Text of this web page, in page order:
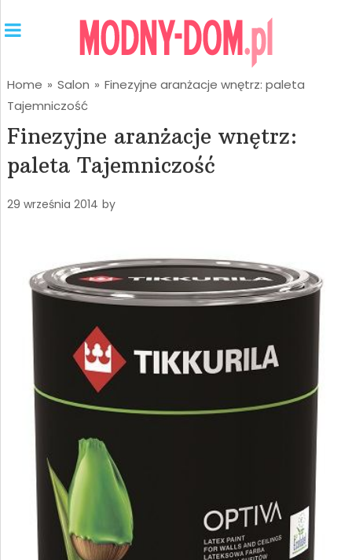
Home » Salon » Finezyjne aranżacje wnętrz: paleta
Tajemniczość
Finezyjne aranżacje wnętrz:
paleta Tajemniczość
29 września 2014 by